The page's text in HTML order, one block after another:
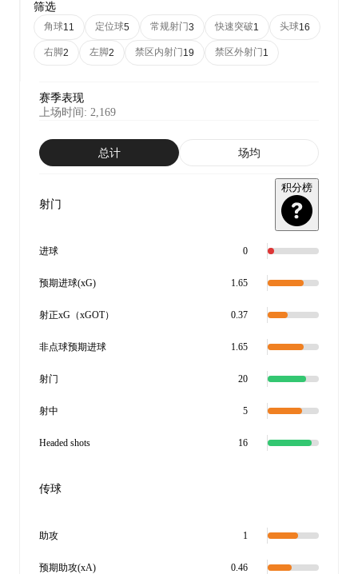
筛选
角球11 定位球5 常规射门3 快速突破1 头球16
右脚2 左脚2 禁区内射门 19 禁区外射门 1
赛季表现
上场时间 : 2,169
总计 场均
射门
积分榜
进球 0
预期进球(xG) 1.65
射正xG（xGOT） 0.37
非点球预期进球 1.65
射门 20
射中 5
Headed shots 16
传球
助攻 1
预期助攻(xA) 0.46